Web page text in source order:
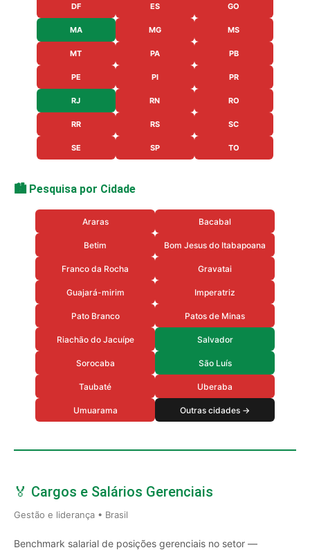
DF ES GO
MA MG MS
MT PA PB
PE PI PR
RJ RN RO
RR RS SC
SE SP TO
🏙️ Pesquisa por Cidade
Araras Bacabal
Betim Bom Jesus do Itabapoana
Franco da Rocha Gravatai
Guajará-mirim Imperatriz
Pato Branco Patos de Minas
Riachão do Jacuípe Salvador
Sorocaba São Luís
Taubaté Uberaba
Umuarama Outras cidades →
🏅 Cargos e Salários Gerenciais
Gestão e liderança • Brasil
Benchmark salarial de posições gerenciais no setor —